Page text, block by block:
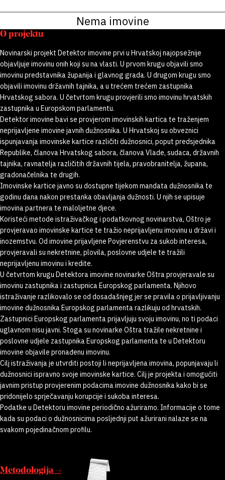
Nema imovine
O projektu
Novinarski projekt Detektor imovine prvi u Hrvatskoj najopsežnije
objavljuje imovinu onih koji su na vlasti. U prvom krugu objavili smo
imovinu predstavnika županija i glavnog grada. U drugom krugu smo
objavili imovinu državnih tajnika, a u trećem trećem zastupnika
Hrvatskog sabora. U četvrtom krugu provjerili smo imovinu hrvatskih
zastupnika u Europskom parlamentu.
Detektor imovine bavi se provjerom imovinskih kartica te traženjem
neprijavljene imovine javnih dužnosnika. U Hrvatskoj su obveznici
ispunjavanja imovinske kartice različiti dužnosnici, poput predsjednika
Republike, članova Hrvatskog sabora, članova Vlade, sudaca, državnih
tajnika, ravnatelja različitih državnih tijela, pravobranitelja, župana,
gradonačelnika te drugih.
Imovinske kartice javno su dostupne tijekom mandata dužnosnika te
godinu dana nakon prestanka obavljanja dužnosti. U njih se upisuje
imovina partnera te maloljetne djece.
Koristeći metode istraživačkog i podatkovnog novinarstva, Oštro je
provjeravao imovinske kartice te tražio neprijavljenu imovinu u državi i
inozemstvu. Od imovine prijavljene Povjerenstvu za sukob interesa,
provjeravali su nekretnine, plovila, poslovne udjele te tražili
neprijavljenu imovinu i kredite.
U četvrtom krugu Detektora imovine novinarke Oštra provjeravale su
imovinu zastupnika i zastupnica Europskog parlamenta. Njihovo
istraživanje razlikovalo se od dosadašnjeg jer se pravila o prijavljivanju
imovine dužnosnika Europskog parlamenta razlikuju od hrvatskih.
Zastupnici Europskog parlamenta prijavljuju svoju imovinu, no ti podaci
uglavnom nisu javni. Stoga su novinarke Oštra tražile nekretnine i
poslovne udjele zastupnika Europskog parlamenta te u Detektoru
imovine objavile pronađenu imovinu.
Cilj istraživanja je utvrditi postoji li neprijavljena imovina, popunjavaju li
dužnosnici ispravno svoje imovinske kartice. Cilj je projekta i omogućiti
javnim pristup provjerenim podacima imovine dužnosnika kako bi se
pridonijelo sprječavanju korupcije i sukoba interesa.
Podatke u Detektoru imovine periodično ažuriramo. Informacije o tome
kada su podaci o dužnosnicima posljednji put ažurirani nalaze se na
svakom pojedinačnom profilu.
Metodologija →